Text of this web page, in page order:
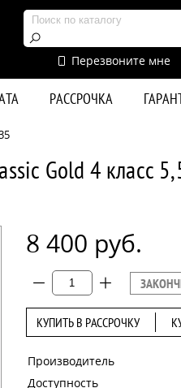
Перезвоните мне
РАССРОЧКА
Gold 4 класс
8 400 руб.
КУПИТЬ В РАССРОЧКУ
Производитель
Доступность